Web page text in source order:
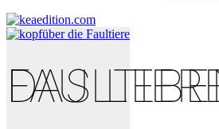
DAS LEBEN DER